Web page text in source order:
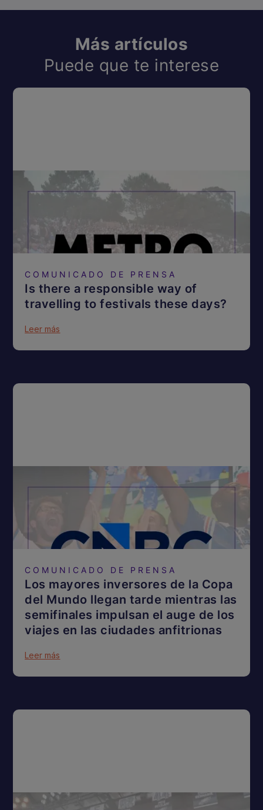
Más artículos
Puede que te interese
COMUNICADO DE PRENSA
Is there a responsible way of
travelling to festivals these days?
Leer más
COMUNICADO DE PRENSA
Los mayores inversores de la Copa
del Mundo llegan tarde mientras las
semifinales impulsan el auge de los
viajes en las ciudades anfitrionas
Leer más